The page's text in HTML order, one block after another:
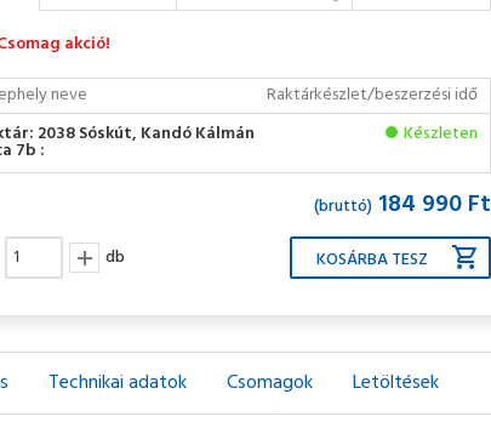
akció!
neve
Raktárkészlet/beszerzési idő
2038 Sóskút, Kandó Kálmán
7b :
Készleten
(bruttó) 184 990 Ft
db
Technikai adatok Csomagok Letöltések